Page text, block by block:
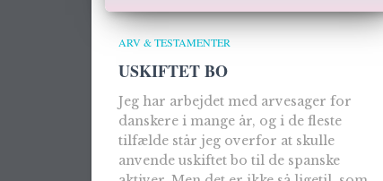
ARV & TESTAMENTER
USKIFTET BO
Jeg har arbejdet med arvesager for
danskere i mange år, og i de fleste
tilfælde står jeg overfor at skulle
anvende uskiftet bo til de spanske